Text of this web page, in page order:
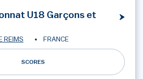
U18 Garçons et
REIMS FRANCE
SCORES